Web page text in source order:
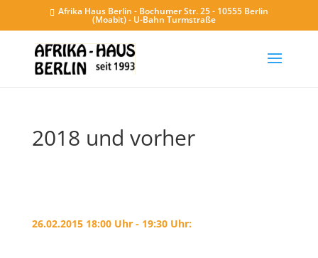
Afrika Haus Berlin - Bochumer Str. 25 - 10555 Berlin
(Moabit) - U-Bahn Turmstraße
2018 und vorher
26.02.2015 18:00 Uhr - 19:30 Uhr: